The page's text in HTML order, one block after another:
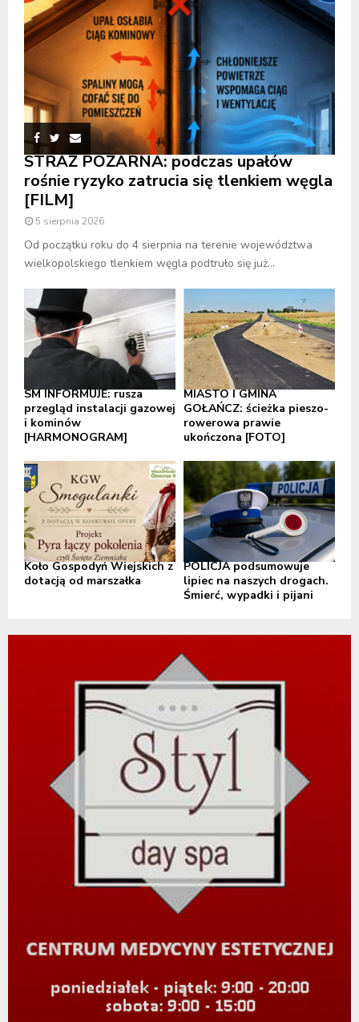
STRAŻ POŻARNA: podczas upałów
rośnie ryzyko zatrucia się tlenkiem węgla
[FILM]
5 sierpnia 2026
Od początku roku do 4 sierpnia na terenie województwa
wielkopolskiego tlenkiem węgla podtruło się już...
SM INFORMUJE: rusza
przegląd instalacji gazowej
i kominów
[HARMONOGRAM]
MIASTO I GMINA
GOŁAŃCZ: ścieżka pieszo-
rowerowa prawie
ukończona [FOTO]
Koło Gospodyń Wiejskich z
dotacją od marszałka
POLICJA podsumowuje
lipiec na naszych drogach.
Śmierć, wypadki i pijani